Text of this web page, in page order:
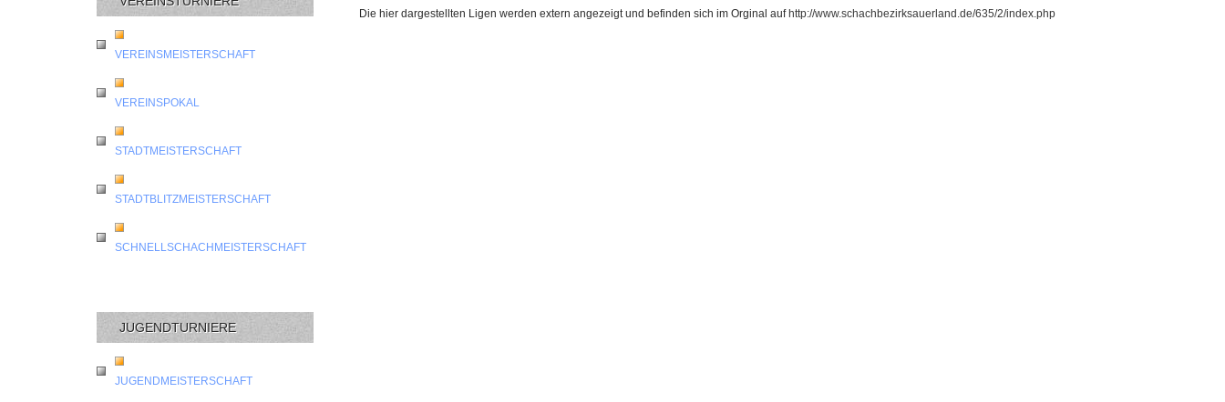
VEREINSMEISTERSCHAFT
VEREINSPOKAL
STADTMEISTERSCHAFT
STADTBLITZMEISTERSCHAFT
SCHNELLSCHACHMEISTERSCHAFT
JUGENDTURNIERE
JUGENDMEISTERSCHAFT
Die hier dargestellten Ligen werden extern angezeigt und befinden sich im Orginal auf http://www.schachbezirksauerland.de/635/2/index.php